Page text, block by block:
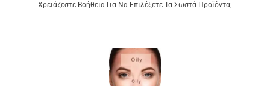
Χρειάζεστε Βοήθεια Για Να Επιλέξετε Τα Σωστά Προϊόντα;